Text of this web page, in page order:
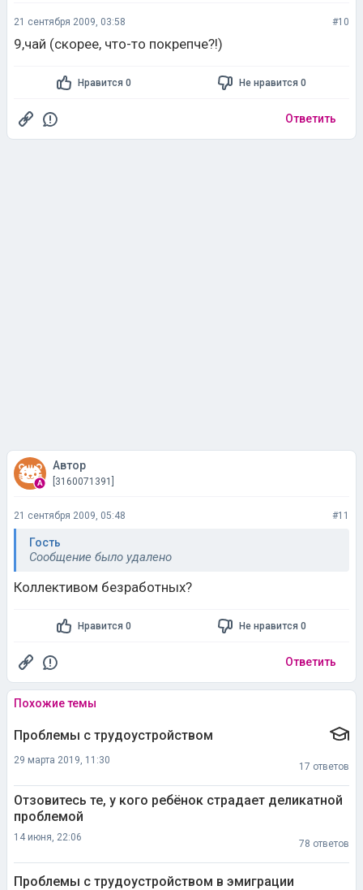
21 сентября 2009, 03:58 #10
9,чай (скорее, что-то покрепче?!)
Нравится 0 Не нравится 0
Ответить
Автор
[3160071391]
21 сентября 2009, 05:48 #11
Гость
Сообщение было удалено
Коллективом безработных?
Нравится 0 Не нравится 0
Ответить
Похожие темы
Проблемы с трудоустройством
29 марта 2019, 11:30
17 ответов
Отзовитесь те, у кого ребёнок страдает деликатной
проблемой
14 июня, 22:06
78 ответов
Проблемы с трудоустройством в эмиграции